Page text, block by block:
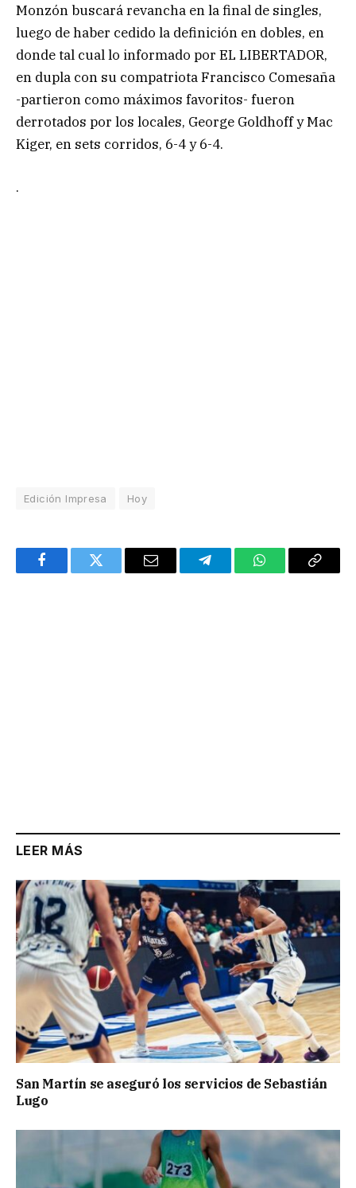
Monzón buscará revancha en la final de singles,
luego de haber cedido la definición en dobles, en
donde tal cual lo informado por EL LIBERTADOR,
en dupla con su compatriota Francisco Comesaña
-partieron como máximos favoritos- fueron
derrotados por los locales, George Goldhoff y Mac
Kiger, en sets corridos, 6-4 y 6-4.
.
Edición Impresa Hoy
FacebookTwitter Email TelegramWhatsAppCopy
LEER MÁS
San Martín se aseguró los servicios de Sebastián
Lugo